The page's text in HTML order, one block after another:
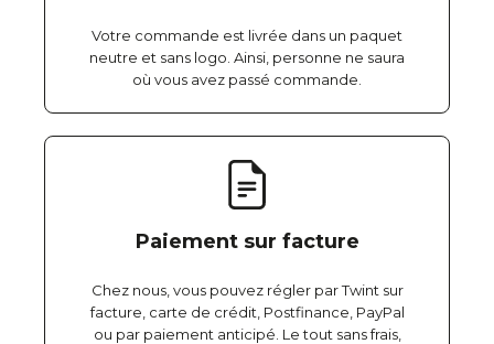
Votre commande est livrée dans un paquet
neutre et sans logo. Ainsi, personne ne saura
où vous avez passé commande.
Paiement sur facture
Chez nous, vous pouvez régler par Twint sur
facture, carte de crédit, Postfinance, PayPal
ou par paiement anticipé. Le tout sans frais,